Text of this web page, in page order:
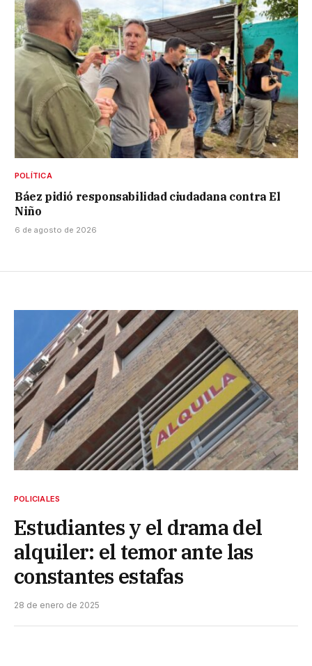
POLÍTICA
Báez pidió responsabilidad ciudadana contra El
Niño
6 de agosto de 2026
POLICIALES
Estudiantes y el drama del
alquiler: el temor ante las
constantes estafas
28 de enero de 2025